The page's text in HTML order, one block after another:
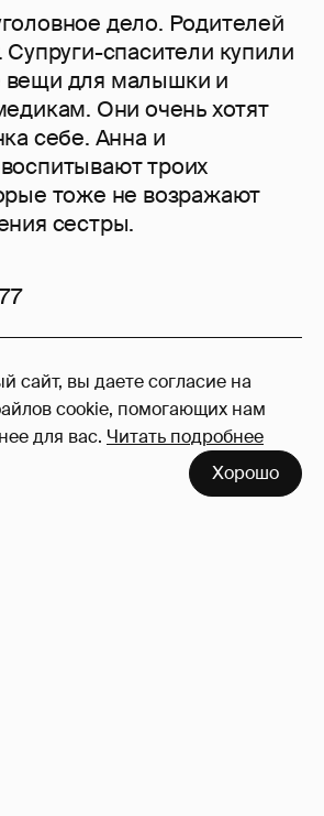
сайт, вы даете согласие на
cookie, помогающих нам
для вас. Читать подробнее
Хорошо
дело. Родителей
спасители купили
для малышки и
Они очень хотят
себе. Анна и
троих
тоже не возражают
сестры.
, чтобы читать и